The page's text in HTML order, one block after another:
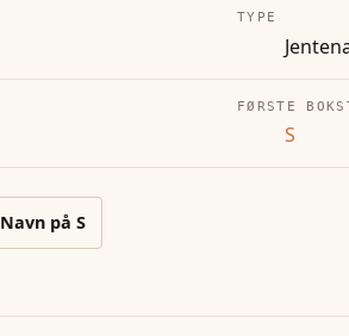
TYPE
FØRSTE
S
Navn på S